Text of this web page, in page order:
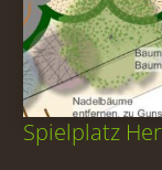
Spielplatz